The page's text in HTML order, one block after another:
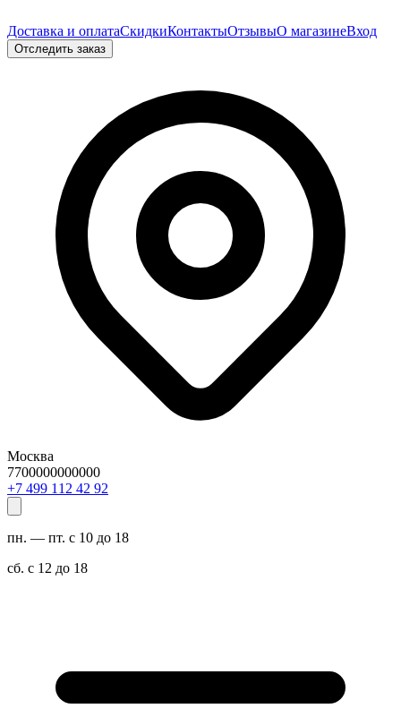
Доставка и оплатаСкидкиКонтактыОтзывыО магазинеВход
Отследить заказ
Москва
7700000000000
29 24 211 994 7+
пн. — пт. с 10 до 18
сб. с 12 до 18